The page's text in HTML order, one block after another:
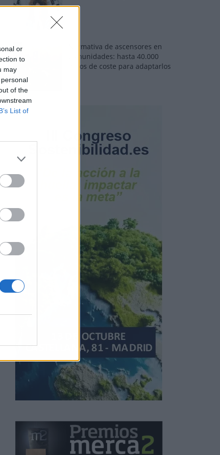
or
to
may
of the
List of
Normativa de ascensores en
comunidades: hasta 40.000
euros de coste para adaptarlos